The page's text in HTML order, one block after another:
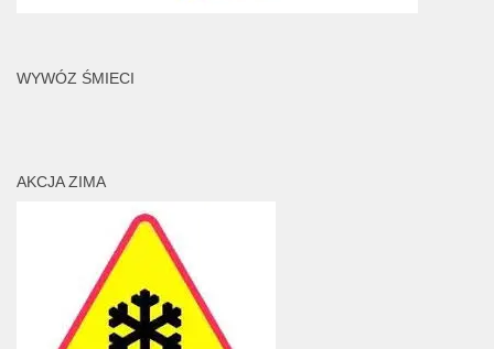
WYWÓZ ŚMIECI
AKCJA ZIMA